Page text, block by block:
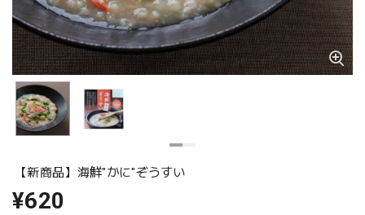
【新商品】海鮮"かに"ぞうすい
¥620